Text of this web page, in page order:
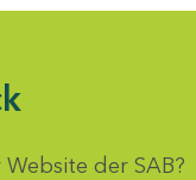
der SAB?